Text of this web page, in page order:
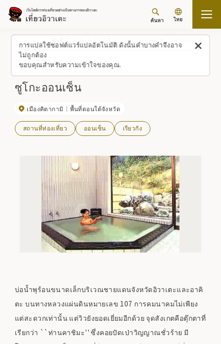
การแปลใช้ซอฟต์แวร์แปลอัตโนมัติ ดังนั้นคำบางคำจึงอาจ
ไม่ถูกต้อง
ขอบคุณสำหรับความเข้าใจของคุณ.
ค้นหา ไทย
กลับขึ้นด้านบน สถานที่/ประสบการณ์ (รายการ)
ซูโกะออนเซ็น
เมืองคิตากามิ พื้นที่ตอนใต้จังหวัด
สถานที่ท่องเที่ยว ออนเซ็น เรียวกัง
บ่อน้ำพุร้อนขนาดเล็กบริเวณชายแดนจังหวัดอิวาเตะและอาคิ
ตะ บนทางหลวงแผ่นดินหมายเลข 107 การคมนาคมไม่เพียง
แต่สะดวกเท่านั้น แต่วิวยังยอดเยี่ยมอีกด้วย จุดสังเกตคือตุ๊กตาที่
เรียกว่า ``ท่านคาชิมะ'' ซึ่งคอยปัดเป่าวิญญาณชั่วร้าย มี